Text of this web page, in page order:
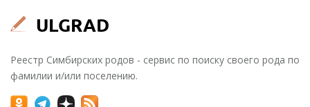
Реестр Симбирских родов - сервис по поиску своего рода по
фамилии и/или поселению.